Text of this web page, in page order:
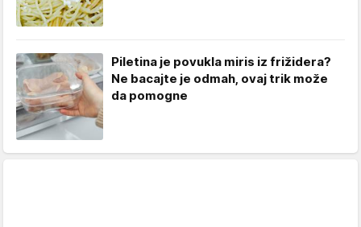
Piletina je povukla miris iz frižidera?
Ne bacajte je odmah, ovaj trik može
da pomogne